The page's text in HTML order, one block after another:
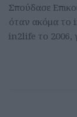
Σπούδασε
όταν ακόμα το
in2life το 2006,